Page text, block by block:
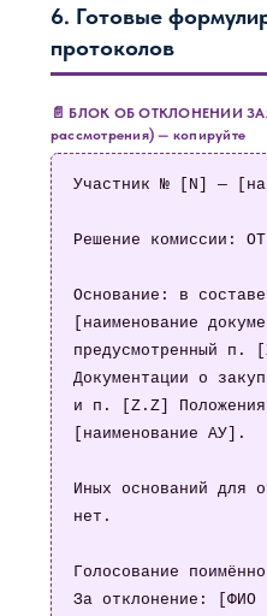
6. Готовые
протоколов
📄 БЛОК ОБ ОТКЛОНЕНИИ
рассмотрения) — копируйте
Участник № [N] —
Решение комиссии:
Основание: в
[наименование
предусмотренный п.
Документации о
и п. [Z.Z] Положения
[наименование АУ].
Иных оснований для
нет.
Голосование
За отклонение: